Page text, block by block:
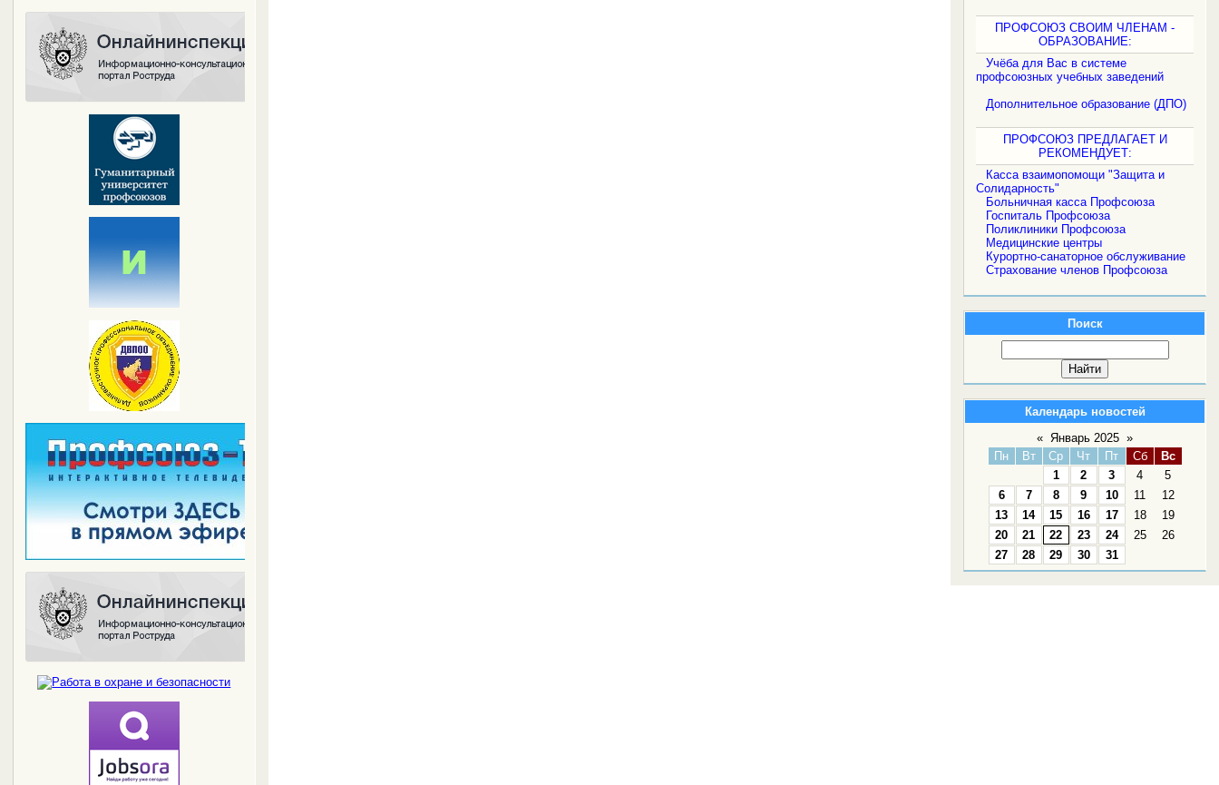
ПРОФСОЮЗ СВОИМ ЧЛЕНАМ -
ОБРАЗОВАНИЕ:
Учёба для Вас в системе
профсоюзных учебных заведений
Дополнительное образование (ДПО)
ПРОФСОЮЗ ПРЕДЛАГАЕТ И
РЕКОМЕНДУЕТ:
Касса взаимопомощи "Защита и
Солидарность"
Больничная касса Профсоюза
Госпиталь Профсоюза
Поликлиники Профсоюза
Медицинские центры
Курортно-санаторное обслуживание
Страхование членов Профсоюза
Поиск
Календарь новостей
« Январь 2025 »
Пн
Вт Ср Чт Пт Сб
Вс
1
2 3 4
5
6
7 8 9 10 11
12
13
14 15 16 17 18
19
20
21 22 23 24 25
26
27
28 29 30 31